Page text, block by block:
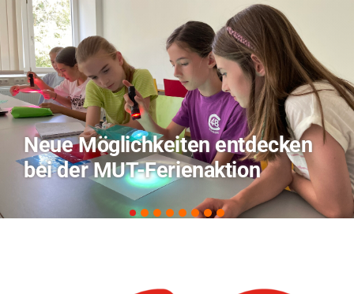
TVO berichtet über Forschung
zu KI in der Landwirtschaft